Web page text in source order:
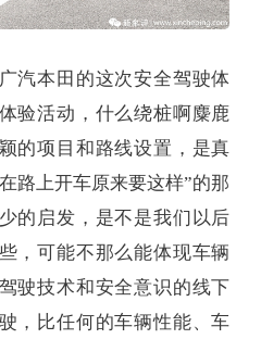
汽本田的这次安全驾驶体
验活动，什么绕桩啊麋鹿
的项目和路线设置，是真
路上开车原来要这样”的那
的启发，是不是我们以后
，可能不那么能体现车辆
驶技术和安全意识的线下
，比任何的车辆性能、车